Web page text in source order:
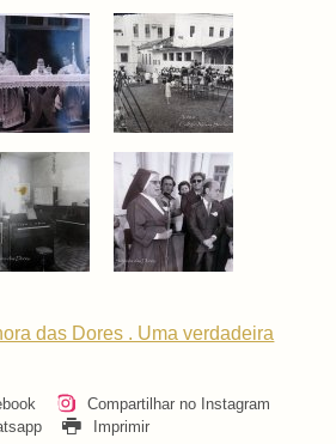
das Dores . Uma verdadeira
Compartilhar no Instagram
Imprimir